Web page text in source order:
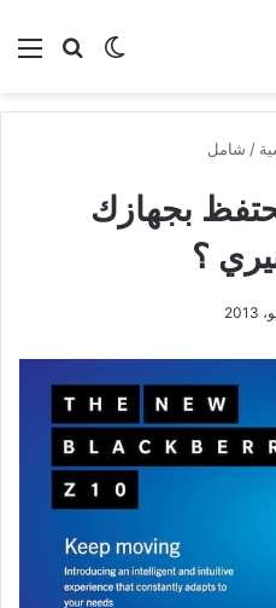
بحثالوضع
/ شامل
بجهازك
؟